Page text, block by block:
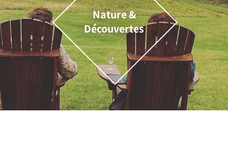
Nature &
Découvertes